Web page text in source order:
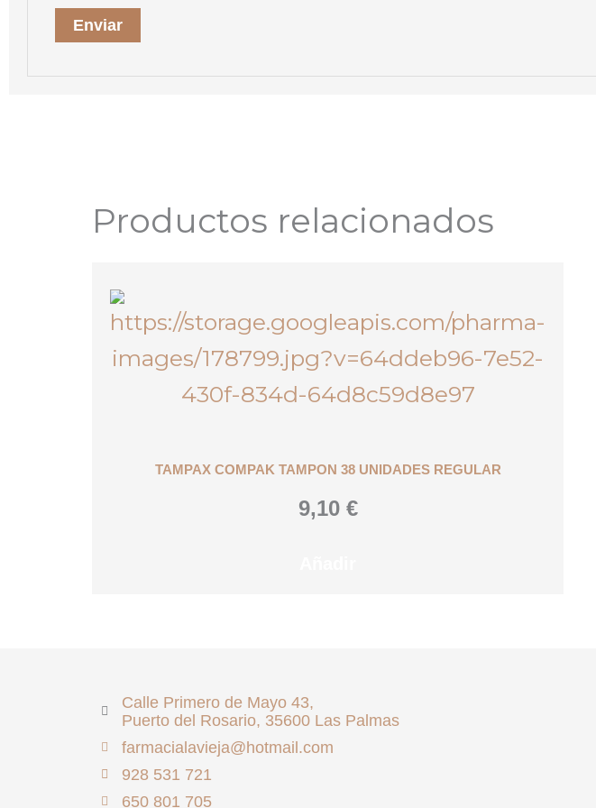
Productos relacionados
TAMPAX COMPAK TAMPON 38 UNIDADES REGULAR
9,10 €
Calle Primero de Mayo 43,
Puerto del Rosario, 35600 Las Palmas
farmacialavieja@hotmail.com
928 531 721
650 801 705